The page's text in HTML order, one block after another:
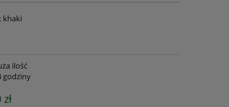
khaki
ilość
godziny